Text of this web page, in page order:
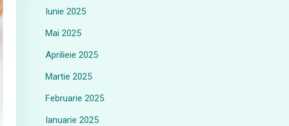
Iunie 2025
Mai 2025
Aprilieie 2025
Martie 2025
Februarie 2025
Ianuarie 2025